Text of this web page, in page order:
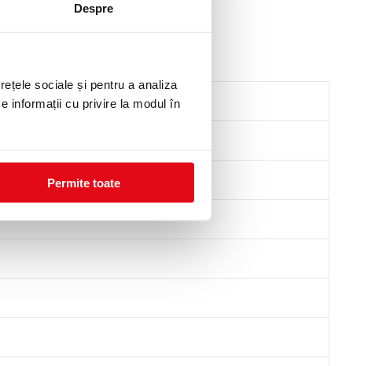
Despre
sociale și pentru a analiza
informații cu privire la modul în
Permite toate